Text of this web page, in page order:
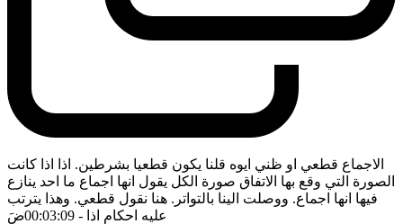
الاجماع قطعي او ظني ايوه قلنا يكون قطعيا بشرطين. اذا اذا كانت
الصورة التي وقع بها الاتفاق صورة الكل يقول انها اجماع ما احد ينازع
فيها انها اجماع. ووصلت الينا بالتواتر. هنا نقول قطعي. وهذا يترتب
عليه احكام اذا - 00:03:09 ضَ